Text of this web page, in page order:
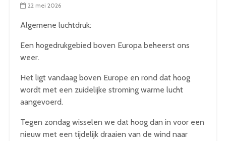
22 mei 2026
Algemene luchtdruk:
Een hogedrukgebied boven Europa beheerst ons
weer.
Het ligt vandaag boven Europe en rond dat hoog
wordt met een zuidelijke stroming warme lucht
aangevoerd.
Tegen zondag wisselen we dat hoog dan in voor een
nieuw met een tijdelijk draaien van de wind naar